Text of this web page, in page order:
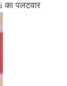
का पलटवार